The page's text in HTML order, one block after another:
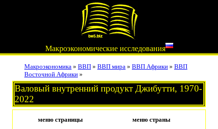
Макроэкономические исследования
Макроэкономика » ВВП » ВВП мира » ВВП Африки » ВВП
Восточной Африки »
Валовый внутренний продукт Джибутти, 1970-
2022
меню страницы
меню страны